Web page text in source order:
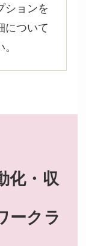
ションを
について
化・収
ークラ